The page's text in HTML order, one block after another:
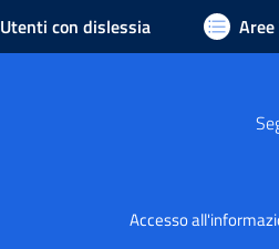
Utenti con dislessia
Accesso